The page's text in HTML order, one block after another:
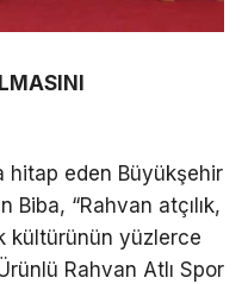
hitap eden Büyükşehir
Biba, “Rahvan atçılık,
kültürünün yüzlerce
Rahvan Atlı Spor